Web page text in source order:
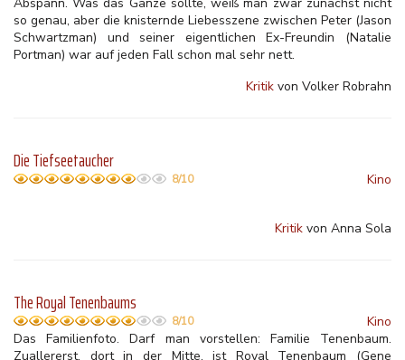
so genau, aber die knisternde Liebesszene zwischen Peter (Jason
Schwartzman) und seiner eigentlichen Ex-Freundin (Natalie
Portman) war auf jeden Fall schon mal sehr nett.
Kritik von Volker Robrahn
Die Tiefseetaucher
8/10 Kino
Kritik von Anna Sola
The Royal Tenenbaums
8/10
Kino
Das Familienfoto. Darf man vorstellen: Familie Tenenbaum.
Zuallererst, dort in der Mitte, ist Royal Tenenbaum (Gene